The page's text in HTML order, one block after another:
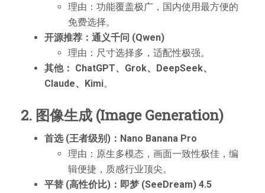
理由：功能覆盖极广，国内使用最方便的
免费选择。
开源推荐：通义千问 (Qwen)
理由：尺寸选择多，适配性极强。
其他： ChatGPT、Grok、DeepSeek、
Claude、Kimi。
2. 图像生成 (Image Generation)
首选 (王者级别)：Nano Banana Pro
理由：原生多模态，画面一致性极佳，编
辑便捷，质感行业顶尖。
平替 (高性价比)：即梦 (SeeDream) 4.5